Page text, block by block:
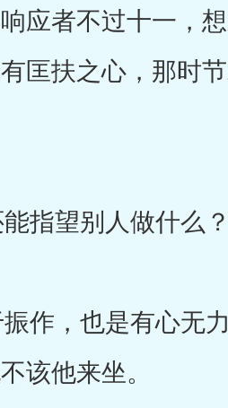
应者不过十一，
匡扶之心，那时
指望别人做什么？
作，也是有心无
该他来坐。